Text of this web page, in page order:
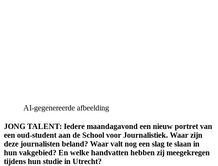
AI-gegenereerde afbeelding
JONG TALENT: Iedere maandagavond een nieuw portret van
een oud-student aan de School voor Journalistiek. Waar zijn
deze journalisten beland? Waar valt nog een slag te slaan in
hun vakgebied? En welke handvatten hebben zij meegekregen
tijdens hun studie in Utrecht?